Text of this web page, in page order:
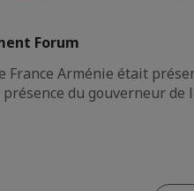
Forum
France Arménie était
du gouverneur de